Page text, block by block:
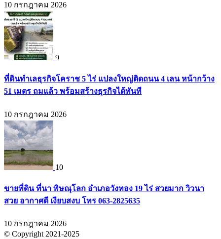
10 กรกฎาคม 2026
9
ที่ดินทำเลธุรกิจโคราช 5 ไร่ แปลงใหญ่ติดถนน 4 เลน หน้ากว้าง
51 เมตร ถมแล้ว พร้อมสร้างธุรกิจได้ทันที
10 กรกฎาคม 2026
10
ขายที่ดิน ที่นา พิษณุโลก อำเภอวังทอง 19 ไร่ สวยมาก วิวนา
สวย อากาศดี เงียบสงบ โทร 063-2825635
10 กรกฎาคม 2026
© Copyright 2021-2025